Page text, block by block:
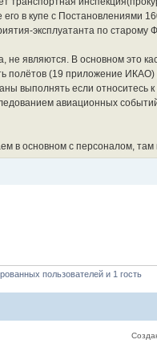
в купе с Постановлениями
эксплуатанта по
не являются. В основном это
полëтов (19 приложение
выполнять если относитесь
авиационных
в основном с персоналом, там
пользователей и 1 гость